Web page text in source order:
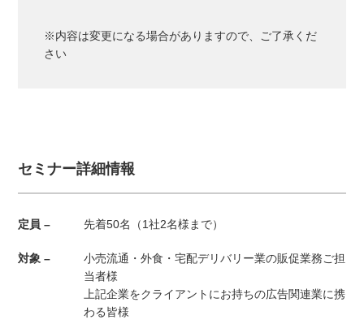
※内容は変更になる場合がありますので、ご了承くだ
さい
セミナー詳細情報
定員 – 先着50名（1社2名様まで）
対象 –
小売流通・外食・宅配デリバリー業の販促業務ご担
当者様
上記企業をクライアントにお持ちの広告関連業に携
わる皆様